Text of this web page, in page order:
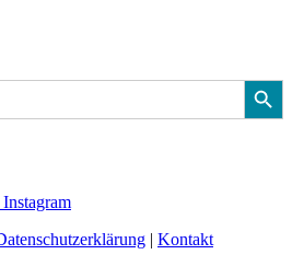
Search Button
Instagram
| Kontakt